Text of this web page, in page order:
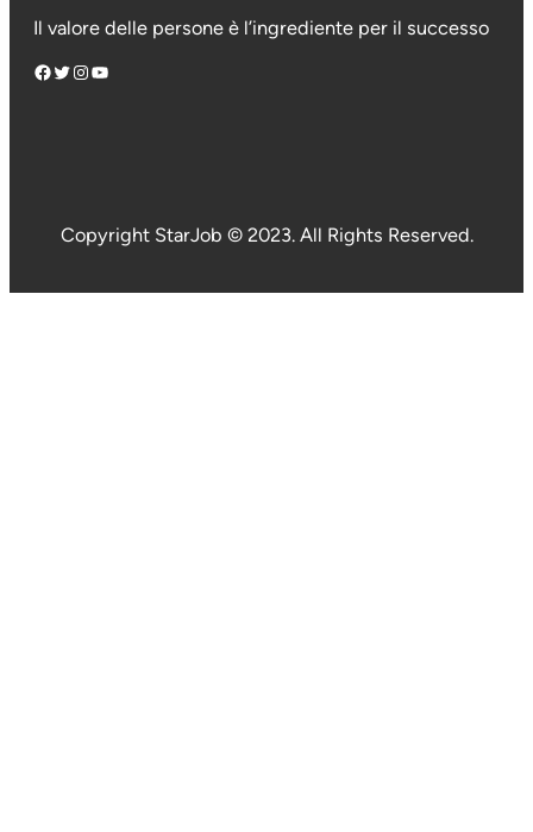
Il valore delle persone è l’ingrediente per il successo
Facebook Twitter InstagramYouTube
Copyright StarJob © 2023. All Rights Reserved.